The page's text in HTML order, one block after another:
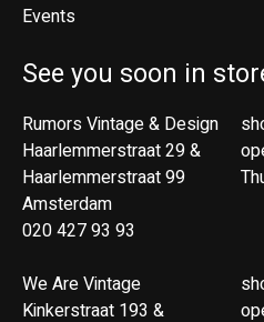
Events
See you soon in
Rumors Vintage & Design
Haarlemmerstraat 29 &
Haarlemmerstraat 99
Amsterdam
020 427 93 93
We Are Vintage
Kinkerstraat 193 &